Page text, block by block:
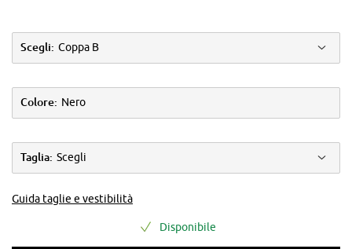
Scegli: Coppa B
Colore: Nero
Taglia: Scegli
Guida taglie e vestibilità
Disponibile